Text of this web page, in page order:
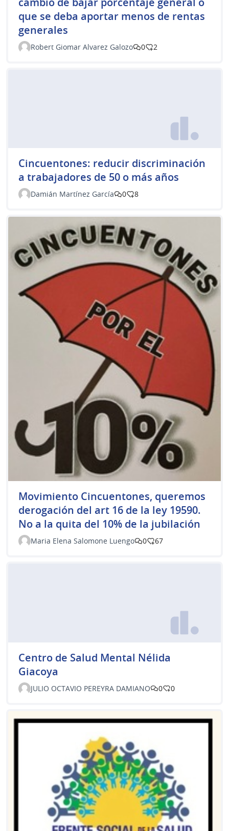
que se deba aportar menos de rentas
generales
Robert Giomar Alvarez Galozo 0 2
Cincuentones: reducir discriminación
a trabajadores de 50 o más años
Damián Martínez García 0 8
Movimiento Cincuentones, queremos
derogación del art 16 de la ley 19590.
No a la quita del 10% de la jubilación
Maria Elena Salomone Luengo 0 67
Centro de Salud Mental Nélida
Giacoya
JULIO OCTAVIO PEREYRA DAMIANO 0 0